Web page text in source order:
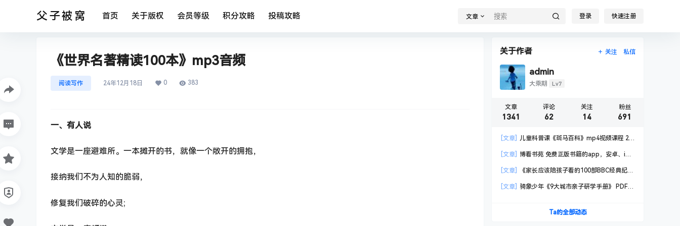
父子被窝 首页 关于版权 会员等级 积分攻略 投稿攻略 文章 登录 快速注册
《世界名著精读100本》mp3音频
阅读写作 24年12月18日 0 383
一、有人说
文学是一座避难所。一本摊开的书，就像一个敞开的拥抱，
接纳我们不为人知的脆弱，
修复我们破碎的心灵;
关于作者 关注 私信
admin
大乘期 Lv7
文章
1341
评论
62
关注
14
粉丝
691
[文章]
儿童科普课《斑马百科》mp4视频课程 20
[文章]
博看书苑 免费正版书籍的app，安卓、iOS
[文章]
《家长应该陪孩子看的100部BBC经典纪录
[文章]
骑象少年《9大城市亲子研学手册》 PDF格
Ta的全部动态